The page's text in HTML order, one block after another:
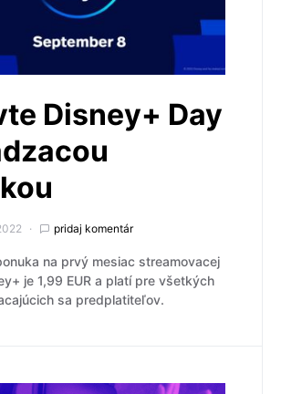
Disney+ Day
pridaj komentár
na prvý mesiac streamovacej
je 1,99 EUR a platí pre všetkých
sa predplatiteľov.